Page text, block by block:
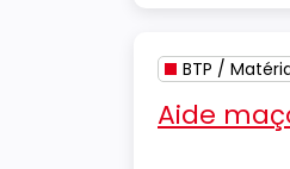
BTP /
Aide